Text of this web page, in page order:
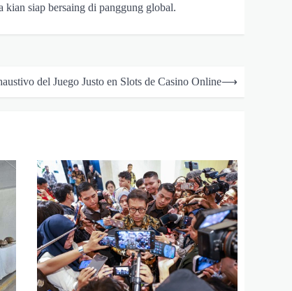
kian siap bersaing di panggung global.
del Juego Justo en Slots de Casino Online⟶